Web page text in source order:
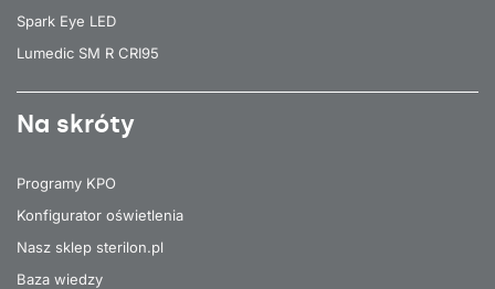
Spark Eye LED
Lumedic SM R CRI95
Na skróty
Programy KPO
Konfigurator oświetlenia
Nasz sklep sterilon.pl
Baza wiedzy